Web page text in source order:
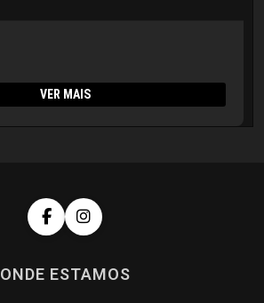
VER MAIS
ONDE ESTAMOS